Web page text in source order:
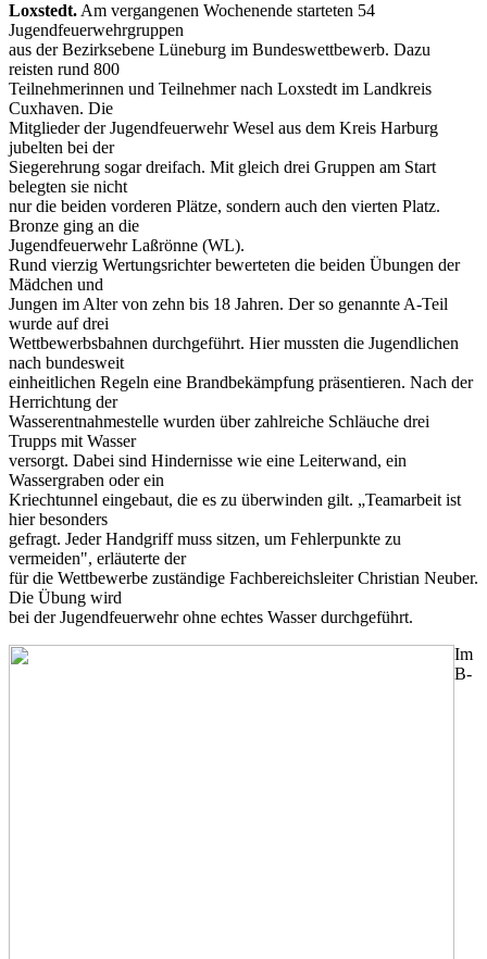
Loxstedt.Am vergangenen Wochenende starteten 54
Jugendfeuerwehrgruppen
aus der Bezirksebene Lüneburg im Bundeswettbewerb. Dazu
reisten rund 800
Teilnehmerinnen und Teilnehmer nach Loxstedt im Landkreis
Cuxhaven. Die
Mitglieder der Jugendfeuerwehr Wesel aus dem Kreis Harburg
jubelten bei der
Siegerehrung sogar dreifach. Mit gleich drei Gruppen am Start
belegten sie nicht
nur die beiden vorderen Plätze, sondern auch den vierten Platz.
Bronze ging an die
Jugendfeuerwehr Laßrönne (WL).
Rund vierzig Wertungsrichter bewerteten die beiden Übungen der
Mädchen und
Jungen im Alter von zehn bis 18 Jahren. Der so genannte A-Teil
wurde auf drei
Wettbewerbsbahnen durchgeführt. Hier mussten die Jugendlichen
nach bundesweit
einheitlichen Regeln eine Brandbekämpfung präsentieren. Nach der
Herrichtung der
Wasserentnahmestelle wurden über zahlreiche Schläuche drei
Trupps mit Wasser
versorgt. Dabei sind Hindernisse wie eine Leiterwand, ein
Wassergraben oder ein
Kriechtunnel eingebaut, die es zu überwinden gilt. „Teamarbeit ist
hier besonders
gefragt. Jeder Handgriff muss sitzen, um Fehlerpunkte zu
vermeiden", erläuterte der
für die Wettbewerbe zuständige Fachbereichsleiter Christian Neuber.
Die Übung wird
bei der Jugendfeuerwehr ohne echtes Wasser durchgeführt.
Im
B-